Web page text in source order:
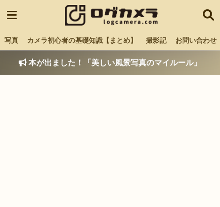
写真 カメラ初心者の基礎知識【まとめ】 撮影記 お問い合わせ
本が出ました！「美しい風景写真のマイルール」